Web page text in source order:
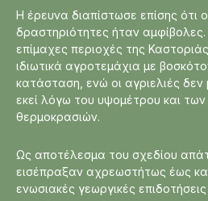
Η έρευνα διαπίστωσε επίσης ότι
δραστηριότητες ήταν αμφίβολες.
επίμαχες περιοχές της
ιδιωτικά αγροτεμάχια με
κατάσταση, ενώ οι αγριελιές
εκεί λόγω του υψομέτρου και
θερμοκρασιών.
Ως αποτέλεσμα του σχεδίου
εισέπραξαν αχρεωστήτως έως
ενωσιακές γεωργικές